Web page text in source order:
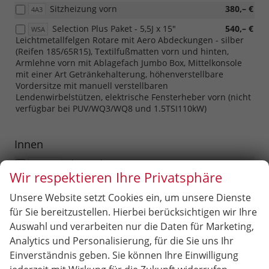
4A3 380,– €
Sitzheizung vorn
WSA 540,– €
Selection Plus Paket - 5,5J x 15"
Leichtmetallfelgen Rotare mit Aero Abdeckungen - silber
(Reifen 185/65R15), Textilfußmatten vorn und hinten,
Armlehne vorn mit Ablagefach Jumbo Box, Mittelkonsole
mit einer Art Getränkehalterung, höhenverstellbare
Vordersitze mit manuell verstellbaren
Lendenwirbelstützen, elektrische Fensterheber vorn (nicht
verfügbar bei PUV/WQ3/WQ8 und 1.5TSI110kW)
Innen
360,– €
Alarmanlage
PK5
Versenkbare integrierte
Scheinwerferwaschdüsen, Waschflüssigkeitsstandanzeige
3GD 180,– €
Doppelter Ladeboden im Kofferraum
(nur mit PUQ)
PHB 510,– €
Climatronic - Zwei-Zonen-
Klimaautomatik mit Feuchtigkeitssensor und Kombifilter
Wir respektieren Ihre Privatsphäre
Unsere Website setzt Cookies ein, um unsere Dienste
für Sie bereitzustellen. Hierbei berücksichtigen wir Ihre
Auswahl und verarbeiten nur die Daten für Marketing,
Analytics und Personalisierung, für die Sie uns Ihr
Einverständnis geben. Sie können Ihre Einwilligung